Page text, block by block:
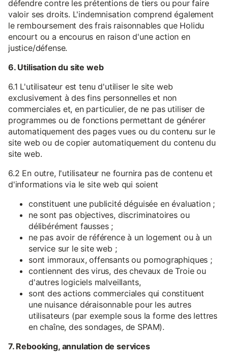
défendre contre les prétentions de tiers ou pour faire
valoir ses droits. L'indemnisation comprend également
le remboursement des frais raisonnables que Holidu
encourt ou a encourus en raison d'une action en
justice/défense.
6. Utilisation du site web
6.1 L'utilisateur est tenu d'utiliser le site web
exclusivement à des fins personnelles et non
commerciales et, en particulier, de ne pas utiliser de
programmes ou de fonctions permettant de générer
automatiquement des pages vues ou du contenu sur le
site web ou de copier automatiquement du contenu du
site web.
6.2 En outre, l'utilisateur ne fournira pas de contenu et
d'informations via le site web qui soient
constituent une publicité déguisée en évaluation ;
ne sont pas objectives, discriminatoires ou
délibérément fausses ;
ne pas avoir de référence à un logement ou à un
service sur le site web ;
sont immoraux, offensants ou pornographiques ;
contiennent des virus, des chevaux de Troie ou
d'autres logiciels malveillants,
sont des actions commerciales qui constituent
une nuisance déraisonnable pour les autres
utilisateurs (par exemple sous la forme des lettres
en chaîne, des sondages, de SPAM).
7. Rebooking, annulation de services